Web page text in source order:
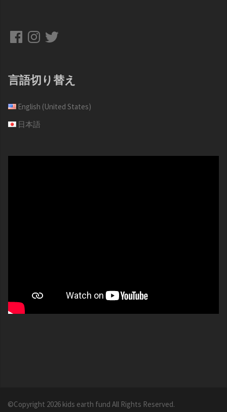
FacebookInstagram
Twitter
言語切り替え
English (United States)
日本語
©Copyright 2026 kids earth fund All Rights Reserved.